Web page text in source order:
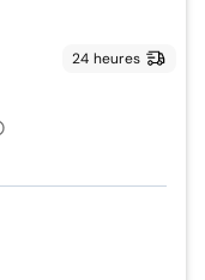
24 heures